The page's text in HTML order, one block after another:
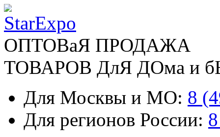
ОПТОВаЯ ПРОДАЖА
ТОВАРОВ ДлЯ ДОма и
Для Москвы и МО: 8
Для регионов России: